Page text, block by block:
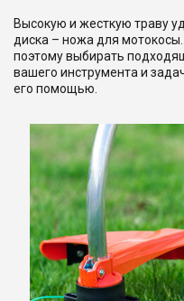
Высокую и жесткую траву
диска – ножа для
поэтому выбирать
вашего инструмента и
его помощью.